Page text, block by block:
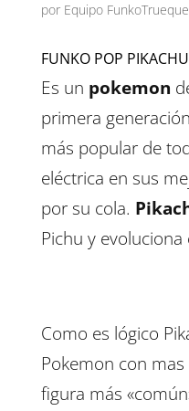
por Equipo FunkoTrueque
FUNKO POP PIKACHU
Es un pokemon
primera
más popular de
eléctrica en sus
por su cola.
Pichu y evoluciona
Como es lógico
Pokemon con
figura más